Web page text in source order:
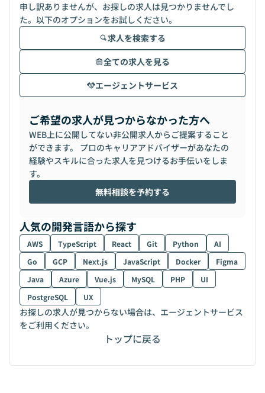
申し訳ありませんが、お探しの求人は見つかりませんでし
た。以下のオプションをお試しください。
求人を検索する
全ての求人を見る
エージェントサービス
ご希望の求人が見つからなかった方へ
WEB上に公開してない非公開求人からご提案すること
ができます。 プロのキャリアアドバイザーがあなたの
経験やスキルに合った求人を見つけるお手伝いをしま
す。
無料相談を予約する
人気の開発言語から探す
AWS TypeScript React Git Python
AI
Go
GCP Next.js JavaScript Docker
Figma
Java
Azure Vue.js MySQL PHP
UI
PostgreSQL
UX
お探しの求人が見つからない場合は、エージェントサービス
をご利用ください。
トップに戻る